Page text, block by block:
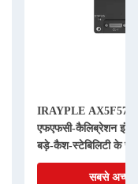
IRAYPLE
एफएफसी-कैलिब्रेशन
बड़े-कैश-स्टेबिलिटी के
सबसे अच्छी